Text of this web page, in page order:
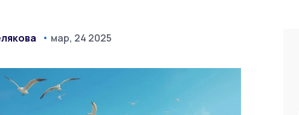
мар, 24 2025